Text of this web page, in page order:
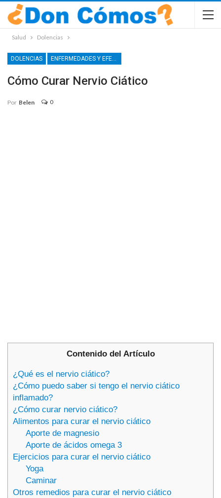
Salud Dolencias
DOLENCIAS ENFERMEDADES Y EFECTOS SECUNDARIOS
Cómo Curar Nervio Ciático
Por Belen 0
Contenido del Artículo
¿Qué es el nervio ciático?
¿Cómo puedo saber si tengo el nervio ciático
inflamado?
¿Cómo curar nervio ciático?
Alimentos para curar el nervio ciático
Aporte de magnesio
Aporte de ácidos omega 3
Ejercicios para curar el nervio ciático
Yoga
Caminar
Otros remedios para curar el nervio ciático